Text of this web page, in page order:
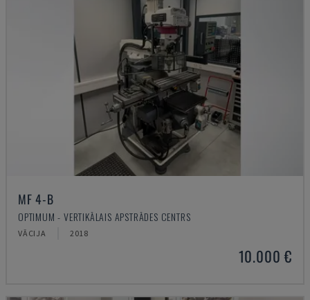
MF 4-B
OPTIMUM - VERTIKĀLAIS APSTRĀDES CENTRS
VĀCIJA 2018
10.000 €